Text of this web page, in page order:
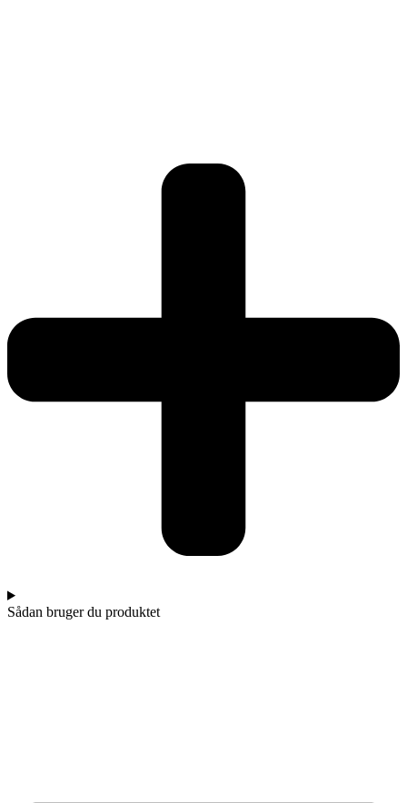
Sådan bruger du produktet